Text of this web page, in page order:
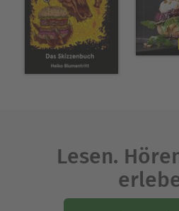
make your taste buds
legendary sauces
, from In-
to umami-packed truffle
Lesen.